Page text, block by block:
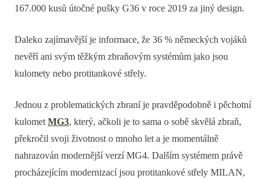
167.000 kusů útočné pušky G36 v roce 2019 za jiný design.
Daleko zajímavější je informace, že 36 % německých vojáků
nevěří ani svým těžkým zbraňovým systémům jako jsou
kulomety nebo protitankové střely.
Jednou z problematických zbraní je pravděpodobně i pěchotní
kulomet MG3, který, ačkoli je to sama o sobě skvělá zbraň,
překročil svoji životnost o mnoho let a je momentálně
nahrazován modernější verzí MG4. Dalším systémem právě
procházejícím modernizací jsou protitankové střely MILAN,